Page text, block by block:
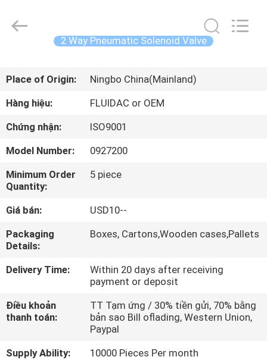
CHỦ
CÁC
SẢN
VỀ
TÔI
THAM
FLUID
AUTOMATIC
2 Way Pneumatic Solenoid Valve
Place of Origin:
Ningbo China(Mainland)
Hàng hiệu:
FLUIDAC or OEM
Chứng nhận:
ISO9001
Model Number:
0927200
Minimum Order
Quantity:
5 piece
Giá bán:
USD10--
Packaging
Details:
Boxes, Cartons,Wooden cases,Pallets
Delivery Time:
Within 20 days after receiving
payment or deposit
Điều khoản
thanh toán:
TT Tạm ứng / 30% tiền gửi, 70% bằng
bản sao Bill oflading, Western Union,
Paypal
Supply Ability:
10000 Pieces Per month